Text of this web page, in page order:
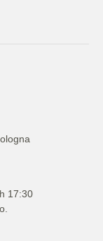
17:30